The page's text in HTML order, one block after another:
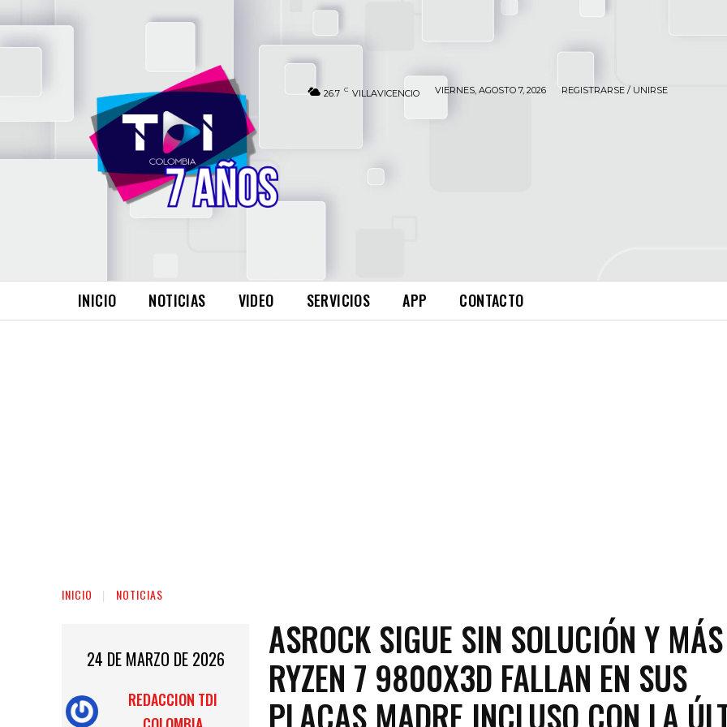
26.7 C VILLAVICENCIO VIERNES, AGOSTO 7, 2026 REGISTRARSE / UNIRSE
INICIO NOTICIAS VIDEO SERVICIOS APP CONTACTO
INICIO NOTICIAS
24 DE MARZO DE 2026
REDACCION TDI
ASROCK SIGUE SIN SOLUCIÓN Y MÁS
RYZEN 7 9800X3D FALLAN EN SUS
PLACAS MADRE INCLUSO CON LA